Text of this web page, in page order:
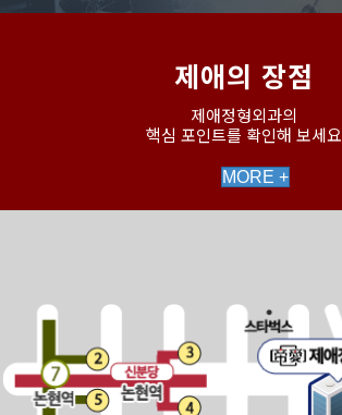
제애의 장점
제애정형외과의
핵심 포인트를 확인해 보세요
MORE +